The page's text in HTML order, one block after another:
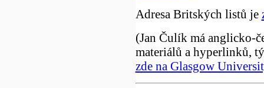
Adresa Britských listů je
(Jan Čulík má anglicko-
materiálů a hyperlinků,
zde na Glasgow